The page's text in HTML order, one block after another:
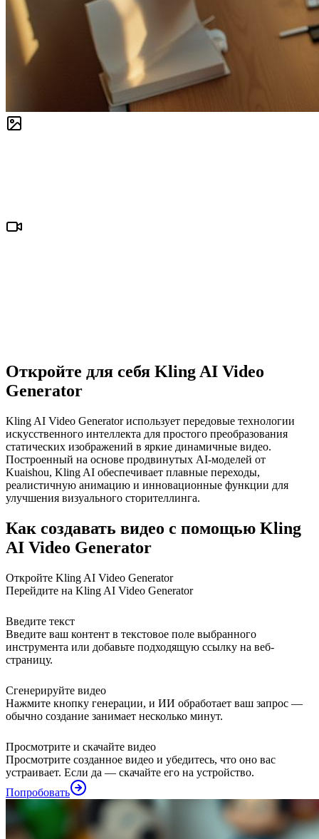
Откройте для себя Kling AI Video
Generator
Kling AI Video Generator использует передовые технологии
искусственного интеллекта для простого преобразования
статических изображений в яркие динамичные видео.
Построенный на основе продвинутых AI-моделей от
Kuaishou, Kling AI обеспечивает плавные переходы,
реалистичную анимацию и инновационные функции для
улучшения визуального сторителлинга.
Как создавать видео с помощью Kling
AI Video Generator
Откройте Kling AI Video Generator
Перейдите на Kling AI Video Generator
Введите текст
Введите ваш контент в текстовое поле выбранного
инструмента или добавьте подходящую ссылку на веб-
страницу.
Сгенерируйте видео
Нажмите кнопку генерации, и ИИ обработает ваш запрос —
обычно создание занимает несколько минут.
Просмотрите и скачайте видео
Просмотрите созданное видео и убедитесь, что оно вас
устраивает. Если да — скачайте его на устройство.
Попробовать